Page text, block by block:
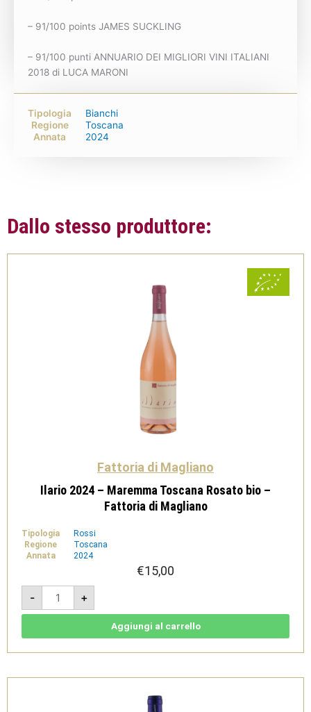
– 91/100 points JAMES SUCKLING
– 91/100 punti ANNUARIO DEI MIGLIORI VINI ITALIANI
2018 di LUCA MARONI
Tipologia
Bianchi
Regione
Toscana
Annata
2024
Dallo stesso produttore:
Fattoria di Magliano
Ilario 2024 – Maremma Toscana Rosato bio –
Fattoria di Magliano
Tipologia
Rossi
Regione
Toscana
Annata
2024
€15,00
-
Ilario
2024
-
Maremma
-
Magliano
+
Aggiungi al carrello